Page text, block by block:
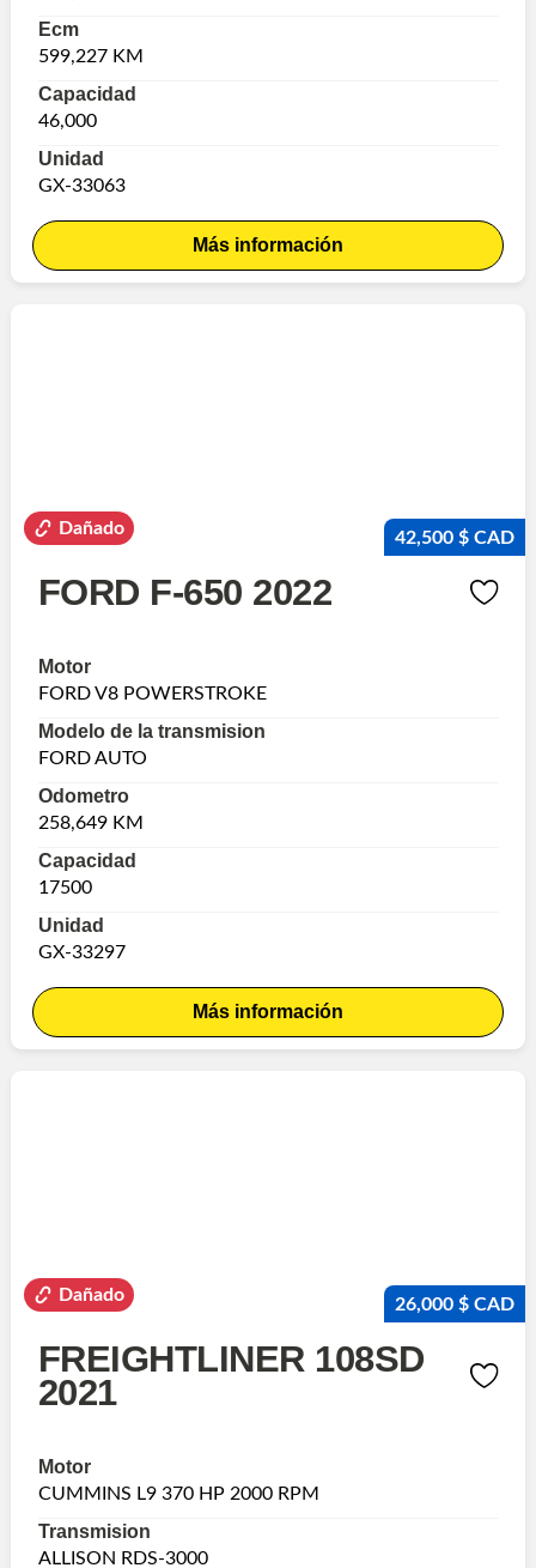
Ecm
599,227 KM
Capacidad
46,000
Unidad
GX-33063
Más información
Dañado 42,500 $ CAD
FORD F-650 2022
Motor
FORD V8 POWERSTROKE
Modelo de la transmision
FORD AUTO
Odometro
258,649 KM
Capacidad
17500
Unidad
GX-33297
Más información
Dañado 26,000 $ CAD
FREIGHTLINER 108SD
2021
Motor
CUMMINS L9 370 HP 2000 RPM
Transmision
ALLISON RDS-3000